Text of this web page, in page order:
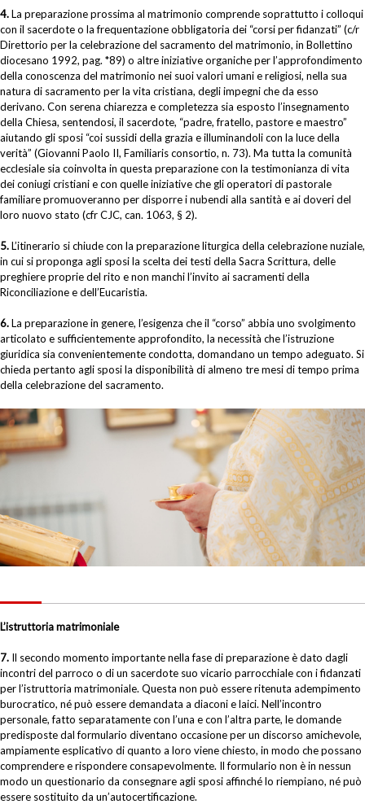
4.La preparazione prossima al matrimonio comprende soprattutto i colloqui
con il sacerdote o la frequentazione obbligatoria dei “corsi per fidanzati” (c/r
Direttorio per la celebrazione del sacramento del matrimonio, in Bollettino
diocesano 1992, pag. *89) o altre iniziative organiche per l’approfondimento
della conoscenza del matrimonio nei suoi valori umani e religiosi, nella sua
natura di sacramento per la vita cristiana, degli impegni che da esso
derivano. Con serena chiarezza e completezza sia esposto l’insegnamento
della Chiesa, sentendosi, il sacerdote, “padre, fratello, pastore e maestro”
aiutando gli sposi “coi sussidi della grazia e illuminandoli con la luce della
verità” (Giovanni Paolo II, Familiaris consortio, n. 73). Ma tutta la comunità
ecclesiale sia coinvolta in questa preparazione con la testimonianza di vita
dei coniugi cristiani e con quelle iniziative che gli operatori di pastorale
familiare promuoveranno per disporre i nubendi alla santità e ai doveri del
loro nuovo stato (cfr CJC, can. 1063, § 2).
5.L’itinerario si chiude con la preparazione liturgica della celebrazione nuziale,
in cui si proponga agli sposi la scelta dei testi della Sacra Scrittura, delle
preghiere proprie del rito e non manchi l’invito ai sacramenti della
Riconciliazione e dell’Eucaristia.
6.La preparazione in genere, l’esigenza che il “corso” abbia uno svolgimento
articolato e sufficientemente approfondito, la necessità che l’istruzione
giuridica sia convenientemente condotta, domandano un tempo adeguato. Si
chieda pertanto agli sposi la disponibilità di almeno tre mesi di tempo prima
della celebrazione del sacramento.
L’istruttoria matrimoniale
7. Il secondo momento importante nella fase di preparazione è dato dagli
incontri del parroco o di un sacerdote suo vicario parrocchiale con i fidanzati
per l’istruttoria matrimoniale. Questa non può essere ritenuta adempimento
burocratico, né può essere demandata a diaconi e laici. Nell’incontro
personale, fatto separatamente con l’una e con l’altra parte, le domande
predisposte dal formulario diventano occasione per un discorso amichevole,
ampiamente esplicativo di quanto a loro viene chiesto, in modo che possano
comprendere e rispondere consapevolmente. Il formulario non è in nessun
modo un questionario da consegnare agli sposi affinché lo riempiano, né può
essere sostituito da un’autocertificazione.